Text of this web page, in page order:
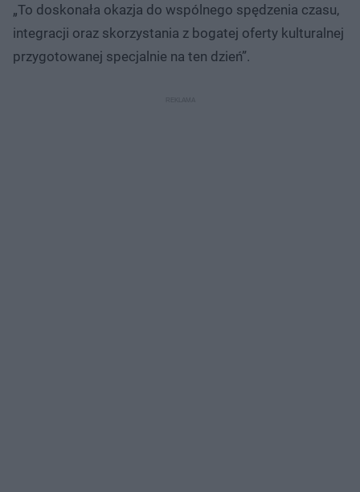
„To doskonała okazja do wspólnego spędzenia czasu,
integracji oraz skorzystania z bogatej oferty kulturalnej
przygotowanej specjalnie na ten dzień”.